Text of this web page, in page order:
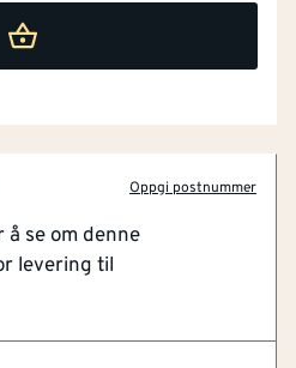
Oppgi postnummer
se om denne
levering til
2 timer
er en sementbasert,
Hey'di Express kan legges
Hea-02-Egendeklarasjon-